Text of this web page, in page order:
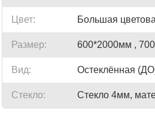
Цвет: Большая
Размер: 600*2000мм ,
Вид: Остеклённая
Стекло: Стекло 4мм,